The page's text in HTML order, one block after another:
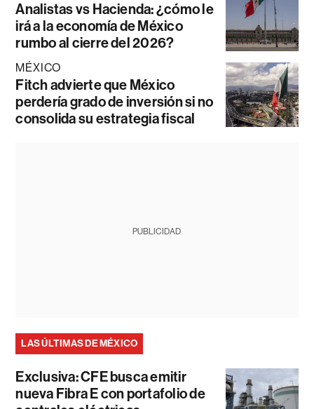
Analistas vs Hacienda: ¿cómo le
irá a la economía de México
rumbo al cierre del 2026?
MÉXICO
Fitch advierte que México
perdería grado de inversión si no
consolida su estrategia fiscal
PUBLICIDAD
LAS ÚLTIMAS DE MÉXICO
Exclusiva: CFE busca emitir
nueva Fibra E con portafolio de